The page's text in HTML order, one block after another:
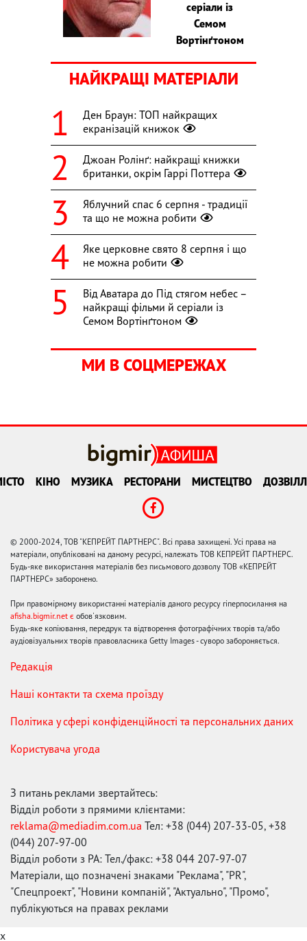
серіали із
Семом
Вортінґтоном
НАЙКРАЩІ МАТЕРІАЛИ
Ден Браун: ТОП найкращих
екранізацій книжок
Джоан Ролінґ: найкращі книжки
британки, окрім Гаррі Поттера
Яблучний спас 6 серпня - традиції
та що не можна робити
Яке церковне свято 8 серпня і що
не можна робити
Від Аватара до Під стягом небес –
найкращі фільми й серіали із
Семом Вортінґтоном
МИ В СОЦМЕРЕЖАХ
КІНО МУЗИКА РЕСТОРАНИ МИСТЕЦТВО
© 2000-2024, ТОВ "КЕПРЕЙТ ПАРТНЕРС". Всі права захищені. Усі права на
матеріали, опубліковані на даному ресурсі, належать ТОВ КЕПРЕЙТ ПАРТНЕРС.
Будь-яке використання матеріалів без письмового дозволу ТОВ «КЕПРЕЙТ
ПАРТНЕРС» заборонено.
При правомірному використанні матеріалів даного ресурсу гіперпосилання на
afisha.bigmir.net є обов'язковим.
Будь-яке копіювання, передрук та відтворення фотографічних творів та/або
аудіовізуальних творів правовласника Getty Images - суворо забороняється.
Редакція
Наші контакти та схема проїзду
Політика у сфері конфіденційності та персональних даних
Користувача угода
З питань реклами звертайтесь:
Відділ роботи з прямими клієнтами:
reklama@mediadim.com.ua Тел: +38 (044) 207-33-05, +38
(044) 207-97-00
Відділ роботи з РА: Тел./факс: +38 044 207-97-07
Матеріали, що позначені знаками "Реклама", "PR",
"Спецпроект", "Новини компаній", "Актуально", "Промо",
публікуються на правах реклами
x